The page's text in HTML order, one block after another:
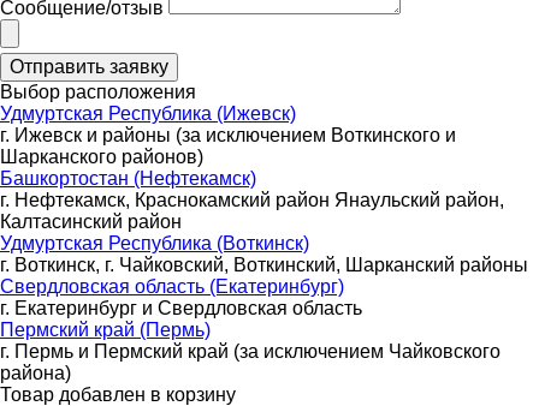
Сообщение/отзыв
Выбор расположения
Удмуртская Республика (Ижевск)
г. Ижевск и районы (за исключением Воткинского и
Шарканского районов)
Башкортостан (Нефтекамск)
г. Нефтекамск, Краснокамский район Янаульский район,
Калтасинский район
Удмуртская Республика (Воткинск)
г. Воткинск, г. Чайковский, Воткинский, Шарканский районы
Свердловская область (Екатеринбург)
г. Екатеринбург и Свердловская область
Пермский край (Пермь)
г. Пермь и Пермский край (за исключением Чайковского
района)
Товар добавлен в корзину